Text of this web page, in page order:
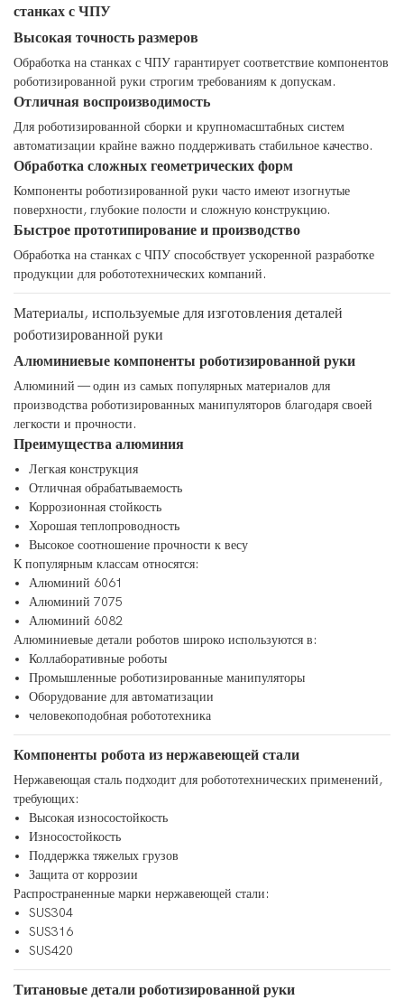
станках с ЧПУ
Высокая точность размеров
Обработка на станках с ЧПУ гарантирует соответствие компонентов
роботизированной руки строгим требованиям к допускам.
Отличная воспроизводимость
Для роботизированной сборки и крупномасштабных систем
автоматизации крайне важно поддерживать стабильное качество.
Обработка сложных геометрических форм
Компоненты роботизированной руки часто имеют изогнутые
поверхности, глубокие полости и сложную конструкцию.
Быстрое прототипирование и производство
Обработка на станках с ЧПУ способствует ускоренной разработке
продукции для робототехнических компаний.
Материалы, используемые для изготовления деталей
роботизированной руки
Алюминиевые компоненты роботизированной руки
Алюминий — один из самых популярных материалов для
производства роботизированных манипуляторов благодаря своей
легкости и прочности.
Преимущества алюминия
Легкая конструкция
Отличная обрабатываемость
Коррозионная стойкость
Хорошая теплопроводность
Высокое соотношение прочности к весу
К популярным классам относятся:
Алюминий 6061
Алюминий 7075
Алюминий 6082
Алюминиевые детали роботов широко используются в:
Коллаборативные роботы
Промышленные роботизированные манипуляторы
Оборудование для автоматизации
человекоподобная робототехника
Компоненты робота из нержавеющей стали
Нержавеющая сталь подходит для робототехнических применений,
требующих:
Высокая износостойкость
Износостойкость
Поддержка тяжелых грузов
Защита от коррозии
Распространенные марки нержавеющей стали:
SUS304
SUS316
SUS420
Титановые детали роботизированной руки